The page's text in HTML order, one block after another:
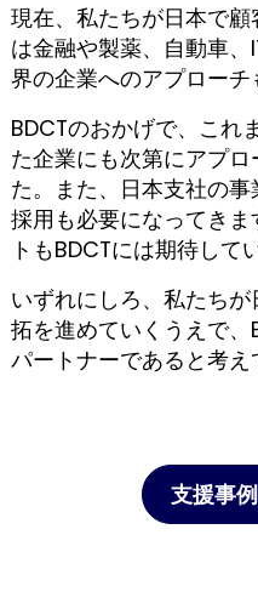
現在、私たちが日本で
は金融や製薬、自動車
界の企業へのアプローチ
BDCTのおかげで、これ
た企業にも次第にアプ
た。また、日本支社の
採用も必要になってき
トもBDCTには期待して
いずれにしろ、私たち
拓を進めていくうえで
パートナーであると考え
支援事